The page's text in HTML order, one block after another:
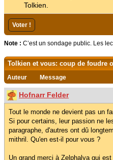
Tolkien.
Note : C’est un sondage public. Les
Tolkien et vous: coup de foudre
Auteur Message
Hofnarr Felder
Tout le monde ne devient pas un
Si pour certains, leur passion ne
paragraphe, d'autres ont dû
mithril. Qu'en est-il pour vous ?
Un grand merci à Zelphalya qui